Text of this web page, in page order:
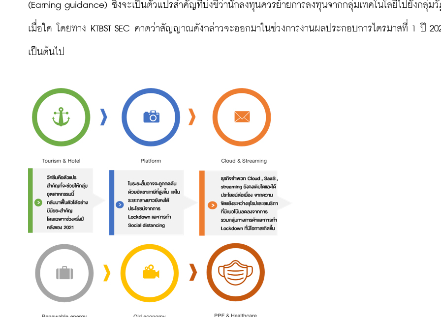
(Earning guidance) ซึ่งจะเป็นตัวแปรสำคัญที่บ่งชี้ว่านักลงทุนควรย้ายการลงทุนจากกลุ่มเทคโนโลยีไปยังกลุ่ม
เมื่อใด โดยทาง KTBST SEC คาดว่าสัญญาณดังกล่าวจะออกมาในช่วงการงานผลประกอบการไตรมาสที่ 1 ปี
เป็นต้นไป